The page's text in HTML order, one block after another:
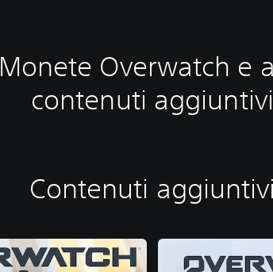
Monete Overwatch e
contenuti aggiuntivi
Contenuti aggiuntivi